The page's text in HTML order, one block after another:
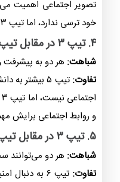
خود ترسی ندارد، اما تیپ ۳ ممکن است آن‌ها را سرکوب کند.
۴. تیپ ۳ در مقابل تیپ ۵ (متفکر)
شباهت: هر دو به پیشرفت
تفاوت: تیپ ۵ بیشتر به
اجتماعی نیست، اما تیپ ۳ بر
و روابط اجتماعی برایش
۵. تیپ ۳ در مقابل تیپ ۶ (وفادار)
شباهت: هر دو
تفاوت: